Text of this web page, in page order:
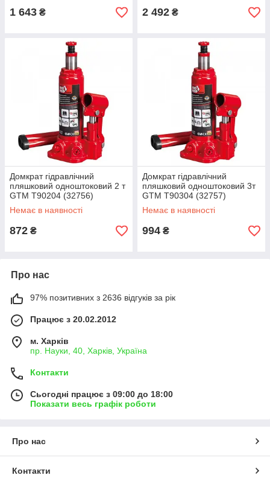
1 643 ₴ 2 492 ₴
Домкрат гідравлічний
пляшковий одноштоковий 2 т
GTM Т90204 (32756)
Немає в наявності
872 ₴
Домкрат гідравлічний
пляшковий одноштоковий 3т
GTM Т90304 (32757)
Немає в наявності
994 ₴
Про нас
97% позитивних з 2636 відгуків за рік
Працює з 20.02.2012
м. Харків
пр. Науки, 40, Харків, Україна
Контакти
Сьогодні працює з 09:00 до 18:00
Показати весь графік роботи
Про нас
Контакти